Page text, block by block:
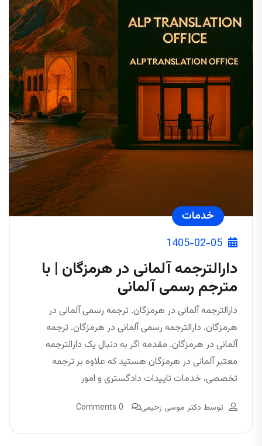
خدمات
1405-02-05
دارالترجمه آلمانی در هرمزگان | با
مترجم رسمی آلمانی
دارالترجمه آلمانی در هرمزگان. ترجمه رسمی آلمانی در
هرمزگان. دارالترجمه رسمی آلمانی در هرمزگان. ترجمه
آلمانی در هرمزگان. مقدمه اگر به دنبال یک دارالترجمه
معتبر آلمانی در هرمزگان هستید که علاوه بر ترجمه
تخصصی، خدمات تاییدات دادگستری و امور
توسط دکتر موسی رحیمی 0 Comments